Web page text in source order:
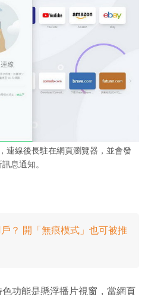
連線後長駐在網頁瀏覽器，並會發
息通知。
？ 開「無痕模式」也可被推
功能是懸浮播片視窗，當網頁